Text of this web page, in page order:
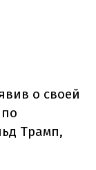
о своей
Трамп,